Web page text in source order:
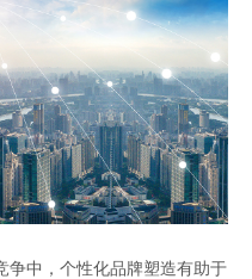
争中，个性化品牌塑造有助于